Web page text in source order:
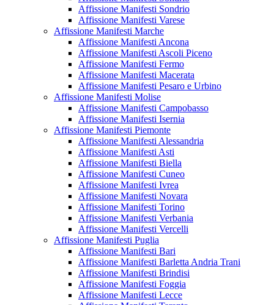
Affissione Manifesti Sondrio
Affissione Manifesti Varese
Affissione Manifesti Marche
Affissione Manifesti Ancona
Affissione Manifesti Ascoli Piceno
Affissione Manifesti Fermo
Affissione Manifesti Macerata
Affissione Manifesti Pesaro e Urbino
Affissione Manifesti Molise
Affissione Manifesti Campobasso
Affissione Manifesti Isernia
Affissione Manifesti Piemonte
Affissione Manifesti Alessandria
Affissione Manifesti Asti
Affissione Manifesti Biella
Affissione Manifesti Cuneo
Affissione Manifesti Ivrea
Affissione Manifesti Novara
Affissione Manifesti Torino
Affissione Manifesti Verbania
Affissione Manifesti Vercelli
Affissione Manifesti Puglia
Affissione Manifesti Bari
Affissione Manifesti Barletta Andria Trani
Affissione Manifesti Brindisi
Affissione Manifesti Foggia
Affissione Manifesti Lecce